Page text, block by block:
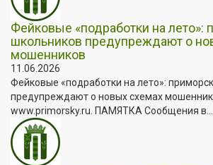
Фейковые «подработки на лето»:
школьников предупреждают о
мошенников
11.06.2026
Фейковые «подработки на лето»:
предупреждают о новых схемах
www.primorsky.ru. ПАМЯТКА Сообщения в...